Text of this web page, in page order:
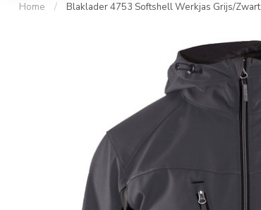
Home / Blaklader 4753 Softshell Werkjas Grijs/Zwart